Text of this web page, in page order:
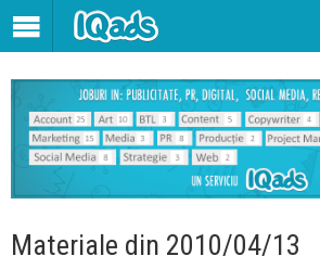
Materiale din 2010/04/13